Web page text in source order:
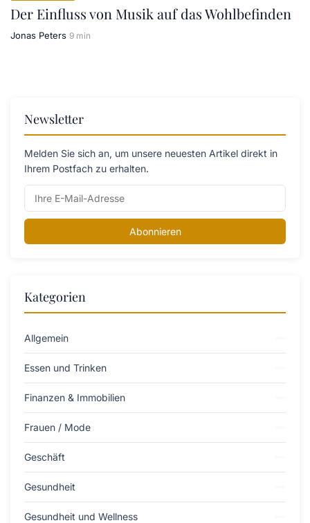
Der Einfluss von Musik auf das Wohlbefinden
Jonas Peters 9 min
Newsletter
Melden Sie sich an, um unsere neuesten Artikel direkt in
Ihrem Postfach zu erhalten.
Abonnieren
Kategorien
Allgemein
Essen und Trinken
Finanzen & Immobilien
Frauen / Mode
Geschäft
Gesundheit
Gesundheit und Wellness